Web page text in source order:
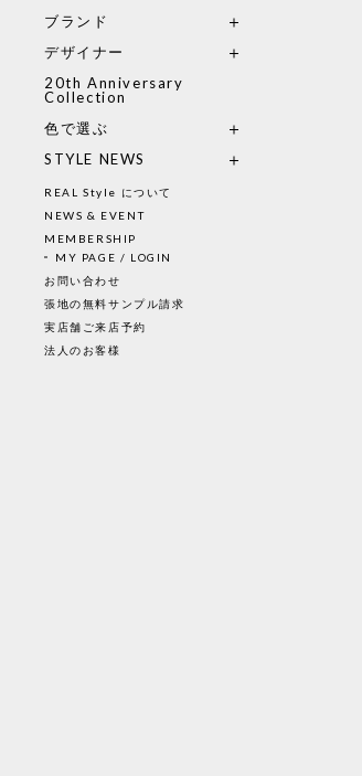
ブランド
デザイナー
20th Anniversary
Collection
色で選ぶ
STYLE NEWS
REAL Style について
NEWS & EVENT
MEMBERSHIP
MY PAGE / LOGIN
お問い合わせ
張地の無料サンプル請求
実店舗ご来店予約
法人のお客様